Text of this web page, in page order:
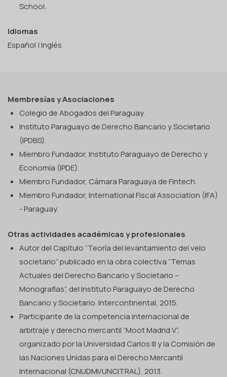
School.
Idiomas
Español | Inglés
Membresías y Asociaciones
Colegio de Abogados del Paraguay.
Instituto Paraguayo de Derecho Bancario y Societario
(IPDBS).
Miembro Fundador, Instituto Paraguayo de Derecho y
Economía (IPDE).
Miembro Fundador, Cámara Paraguaya de Fintech.
Miembro Fundador, International Fiscal Association (IFA)
- Paraguay.
Otras actividades académicas y profesionales
Autor del Capítulo “Teoría del levantamiento del velo
societario” publicado en la obra colectiva “Temas
Actuales del Derecho Bancario y Societario –
Monografías”, del Instituto Paraguayo de Derecho
Bancario y Societario. Intercontinental, 2015.
Participante de la competencia internacional de
arbitraje y derecho mercantil “Moot Madrid V”,
organizado por la Universidad Carlos III y la Comisión de
las Naciones Unidas para el Derecho Mercantil
Internacional (CNUDMI/UNCITRAL), 2013.